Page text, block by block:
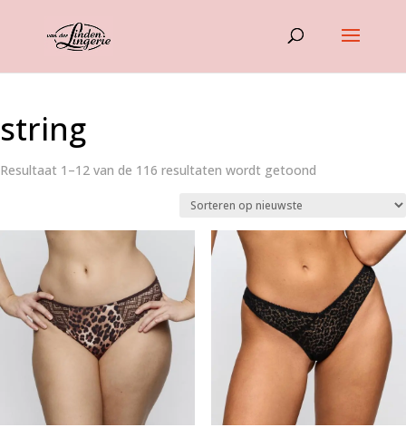
string
Resultaat 1–12 van de 116 resultaten wordt getoond